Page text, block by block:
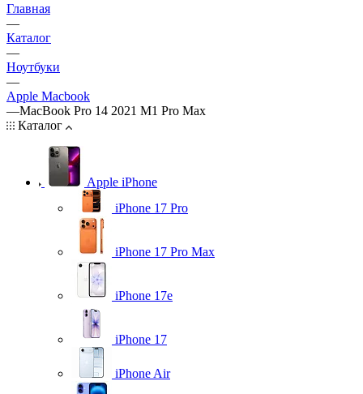
Главная
—
Каталог
—
Ноутбуки
—
Apple Macbook
—MacBook Pro 14 2021 M1 Pro Max
Каталог
Apple iPhone
iPhone 17 Pro
iPhone 17 Pro Max
iPhone 17e
iPhone 17
iPhone Air